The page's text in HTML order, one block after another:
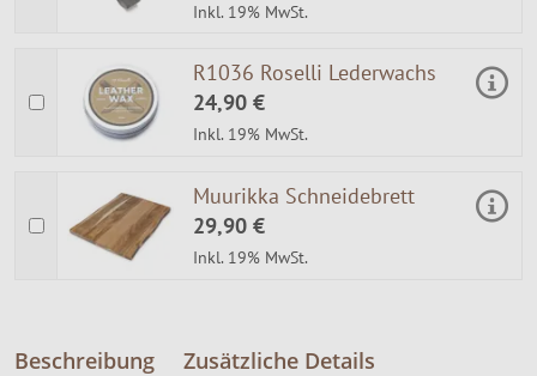
Inkl. 19% MwSt.
R1036 Roselli Lederwachs
24,90 €
Inkl. 19% MwSt.
Muurikka Schneidebrett
29,90 €
Inkl. 19% MwSt.
Beschreibung Zusätzliche Details